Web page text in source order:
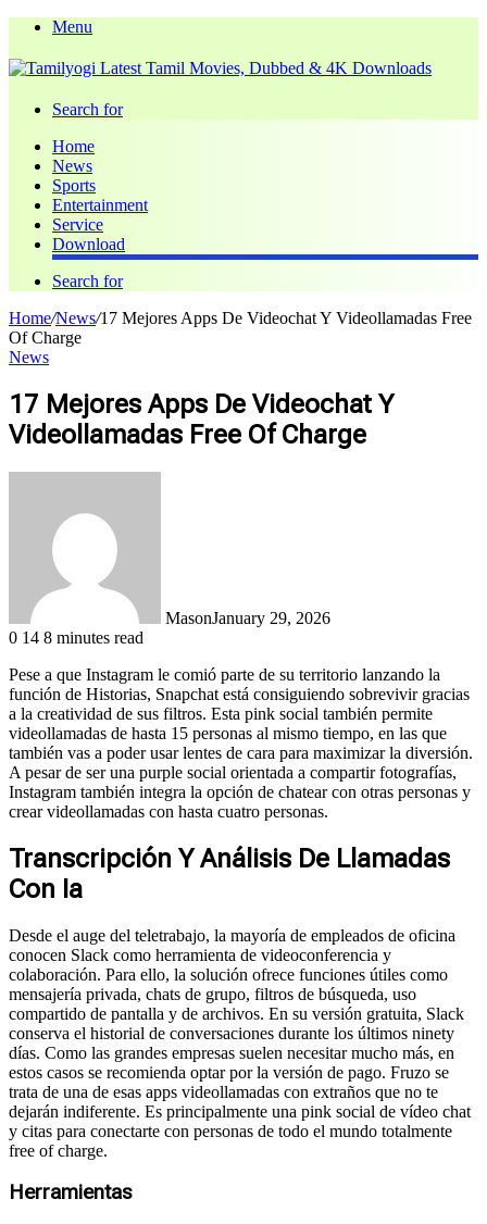
Menu
Search for
Home
News
Sports
Entertainment
Service
Download
Search for
Home/News/17 Mejores Apps De Videochat Y Videollamadas Free
Of Charge
News
17 Mejores Apps De Videochat Y
Videollamadas Free Of Charge
MasonJanuary 29, 2026
0 14 8 minutes read
Pese a que Instagram le comió parte de su territorio lanzando la
función de Historias, Snapchat está consiguiendo sobrevivir gracias
a la creatividad de sus filtros. Esta pink social también permite
videollamadas de hasta 15 personas al mismo tiempo, en las que
también vas a poder usar lentes de cara para maximizar la diversión.
A pesar de ser una purple social orientada a compartir fotografías,
Instagram también integra la opción de chatear con otras personas y
crear videollamadas con hasta cuatro personas.
Transcripción Y Análisis De Llamadas
Con Ia
Desde el auge del teletrabajo, la mayoría de empleados de oficina
conocen Slack como herramienta de videoconferencia y
colaboración. Para ello, la solución ofrece funciones útiles como
mensajería privada, chats de grupo, filtros de búsqueda, uso
compartido de pantalla y de archivos. En su versión gratuita, Slack
conserva el historial de conversaciones durante los últimos ninety
días. Como las grandes empresas suelen necesitar mucho más, en
estos casos se recomienda optar por la versión de pago. Fruzo se
trata de una de esas apps videollamadas con extraños que no te
dejarán indiferente. Es principalmente una pink social de vídeo chat
y citas para conectarte con personas de todo el mundo totalmente
free of charge.
Herramientas